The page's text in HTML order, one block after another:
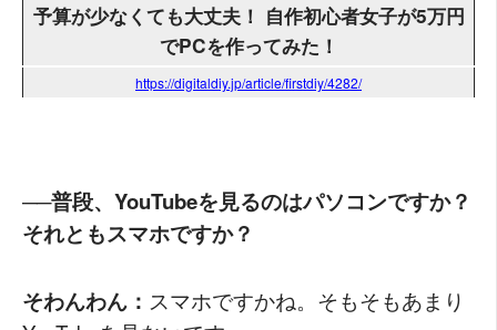
予算が少なくても大丈夫！ 自作初心者女子が5万円
でPCを作ってみた！
https://digitaldiy.jp/article/firstdiy/4282/
──普段、YouTubeを見るのはパソコンですか？
それともスマホですか？
そわんわん： スマホですかね。そもそもあまり